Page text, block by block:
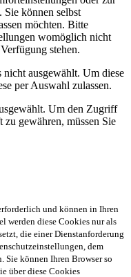
Sie können selbst
möchten. Bitte
womöglich nicht
stehen.
nicht ausgewählt. Um diese
per Auswahl zulassen.
Um den Zugriff
zu gewähren, müssen Sie
und können in Ihren
werden diese Cookies nur als
die einer Dienstanforderung
dem
Sie können Ihren Browser so
über diese Cookies